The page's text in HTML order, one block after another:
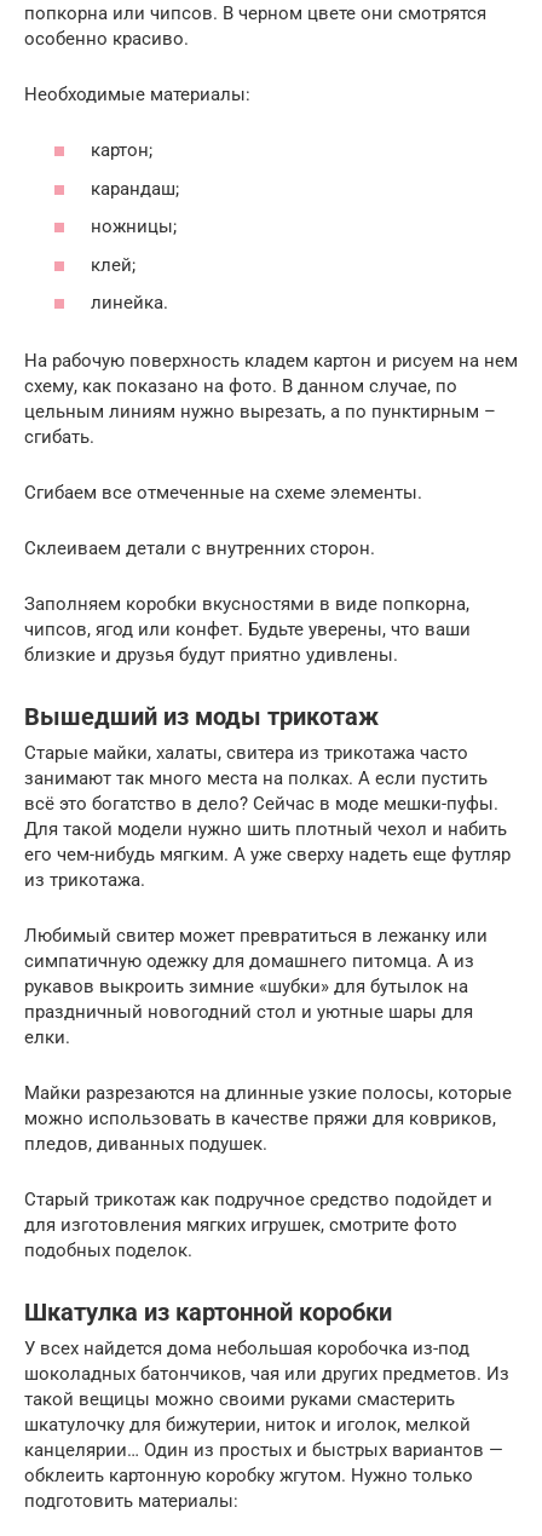
попкорна или чипсов. В черном цвете они смотрятся
особенно красиво.
Необходимые материалы:
картон;
карандаш;
ножницы;
клей;
линейка.
На рабочую поверхность кладем картон и рисуем на нем
схему, как показано на фото. В данном случае, по
цельным линиям нужно вырезать, а по пунктирным –
сгибать.
Сгибаем все отмеченные на схеме элементы.
Склеиваем детали с внутренних сторон.
Заполняем коробки вкусностями в виде попкорна,
чипсов, ягод или конфет. Будьте уверены, что ваши
близкие и друзья будут приятно удивлены.
Вышедший из моды трикотаж
Старые майки, халаты, свитера из трикотажа часто
занимают так много места на полках. А если пустить
всё это богатство в дело? Сейчас в моде мешки-пуфы.
Для такой модели нужно шить плотный чехол и набить
его чем-нибудь мягким. А уже сверху надеть еще футляр
из трикотажа.
Любимый свитер может превратиться в лежанку или
симпатичную одежку для домашнего питомца. А из
рукавов выкроить зимние «шубки» для бутылок на
праздничный новогодний стол и уютные шары для
елки.
Майки разрезаются на длинные узкие полосы, которые
можно использовать в качестве пряжи для ковриков,
пледов, диванных подушек.
Старый трикотаж как подручное средство подойдет и
для изготовления мягких игрушек, смотрите фото
подобных поделок.
Шкатулка из картонной коробки
У всех найдется дома небольшая коробочка из-под
шоколадных батончиков, чая или других предметов. Из
такой вещицы можно своими руками смастерить
шкатулочку для бижутерии, ниток и иголок, мелкой
канцелярии… Один из простых и быстрых вариантов —
обклеить картонную коробку жгутом. Нужно только
подготовить материалы: